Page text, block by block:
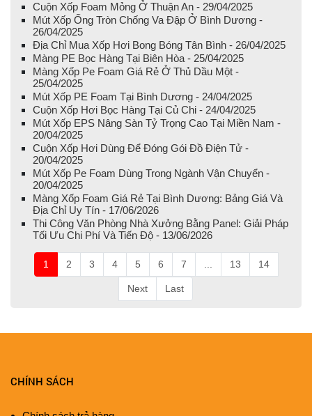
Cuộn Xốp Foam Mỏng Ở Thuận An - 29/04/2025
Mút Xốp Ống Tròn Chống Va Đập Ở Bình Dương -
26/04/2025
Địa Chỉ Mua Xốp Hơi Bong Bóng Tân Bình - 26/04/2025
Màng PE Bọc Hàng Tại Biên Hòa - 25/04/2025
Màng Xốp Pe Foam Giá Rẻ Ở Thủ Dầu Một -
25/04/2025
Mút Xốp PE Foam Tại Bình Dương - 24/04/2025
Cuộn Xốp Hơi Bọc Hàng Tại Củ Chi - 24/04/2025
Mút Xốp EPS Nâng Sàn Tỷ Trọng Cao Tại Miền Nam -
20/04/2025
Cuộn Xốp Hơi Dùng Để Đóng Gói Đồ Điện Tử -
20/04/2025
Mút Xốp Pe Foam Dùng Trong Ngành Vận Chuyển -
20/04/2025
Màng Xốp Foam Giá Rẻ Tại Bình Dương: Bảng Giá Và
Địa Chỉ Uy Tín - 17/06/2026
Thi Công Văn Phòng Nhà Xưởng Bằng Panel: Giải Pháp
Tối Ưu Chi Phí Và Tiến Độ - 13/06/2026
1 2 3 4 5 6 7 ... 13 14
Next Last
CHÍNH SÁCH